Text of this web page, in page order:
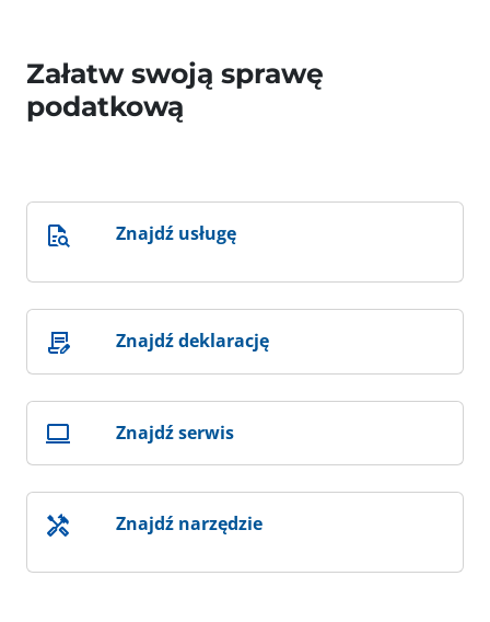
Załatw swoją sprawę
podatkową
Znajdź usługę
Znajdź deklarację
Znajdź serwis
Znajdź narzędzie